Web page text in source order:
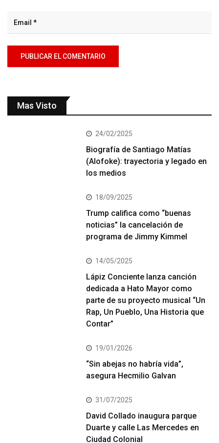
Mas Visto
24/02/2025
Biografía de Santiago Matías
(Alofoke): trayectoria y legado en
los medios
18/09/2025
Trump califica como “buenas
noticias” la cancelación de
programa de Jimmy Kimmel
14/05/2025
Lápiz Conciente lanza canción
dedicada a Hato Mayor como
parte de su proyecto musical “Un
Rap, Un Pueblo, Una Historia que
Contar”
19/01/2026
“Sin abejas no habría vida”,
asegura Hecmilio Galvan
31/07/2025
David Collado inaugura parque
Duarte y calle Las Mercedes en
Ciudad Colonial